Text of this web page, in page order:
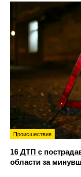
Происшествия
16 ДТП с
области за